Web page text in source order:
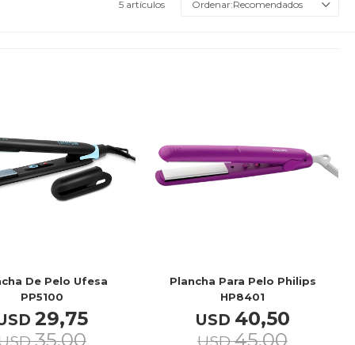
5 artículos Recomendados
De Pelo Ufesa
PP5100
29,75
35,00
Plancha Para Pelo Philips
HP8401
USD 40,50
45,00